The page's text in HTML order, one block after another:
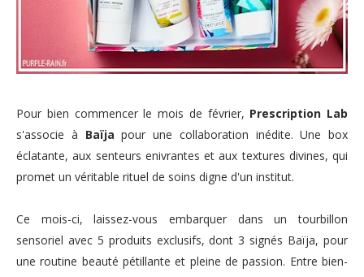
Pour bien commencer le mois de février, Prescription Lab
s'associe à Baïja pour une collaboration inédite. Une box
éclatante, aux senteurs enivrantes et aux textures divines, qui
promet un véritable rituel de soins digne d'un institut.
Ce mois-ci, laissez-vous embarquer dans un tourbillon
sensoriel avec 5 produits exclusifs, dont 3 signés Baïja, pour
une routine beauté pétillante et pleine de passion. Entre bien-